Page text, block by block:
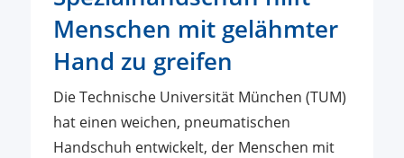
Menschen mit gelähmter
Hand zu greifen
Die Technische Universität München (TUM)
hat einen weichen, pneumatischen
Handschuh entwickelt, der Menschen mit